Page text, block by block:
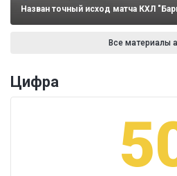
Назван точный исход матча КХЛ
Все материалы
Цифра